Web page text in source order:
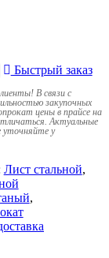
Быстрый заказ
В связи с
закупочных
цены в прайсе на
Актуальные
уточняйте у
Лист стальной,
,